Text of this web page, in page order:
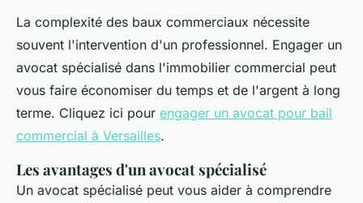
La complexité des baux commerciaux nécessite
souvent l'intervention d'un professionnel. Engager un
avocat spécialisé dans l'immobilier commercial peut
vous faire économiser du temps et de l'argent à long
terme. Cliquez ici pour engager un avocat pour bail
commercial à Versailles.
Les avantages d'un avocat spécialisé
Un avocat spécialisé peut vous aider à comprendre